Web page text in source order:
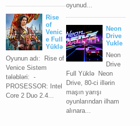
oyunud...
Neon
Drive
Yukle
Neon
Drive
Full Yüklə Neon
Drive, 80-ci illərin
maşın yarışı
oyunlarından ilham
alınara...
Rise
of
Venic
e Full
Yüklə
Oyunun adı: Rise of
Venice Sistem
tələbləri: -
PROSESSOR: Intel
Core 2 Duo 2.4...